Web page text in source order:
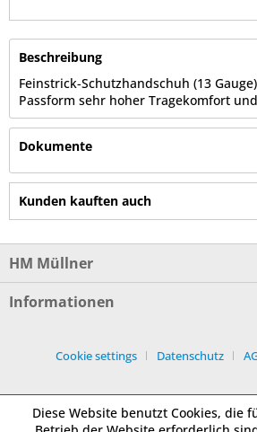
Beschreibung
Feinstrick-Schutzhandschuh (13
Passform sehr hoher Tragekomfort
Dokumente
Kunden kauften auch
HM Müllner
Informationen
Cookie settings Datenschutz
Diese Website benutzt Cookies, die